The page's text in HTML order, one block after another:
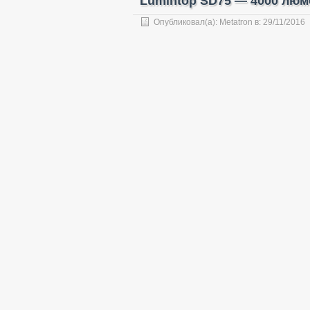
Опубликовал(а): Metatron в: 29/11/2016